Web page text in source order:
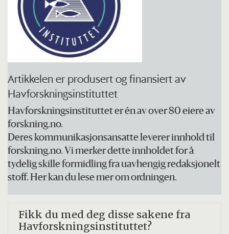
Artikkelen er produsert og finansiert av
Havforskningsinstituttet
Havforskningsinstituttet er én av over 80 eiere av
forskning.no.
Deres kommunikasjonsansatte leverer innhold til
forskning.no. Vi merker dette innholdet for å
tydelig skille formidling fra uavhengig redaksjonelt
stoff. Her kan du lese mer om ordningen.
Fikk du med deg disse sakene fra
Havforskningsinstituttet?